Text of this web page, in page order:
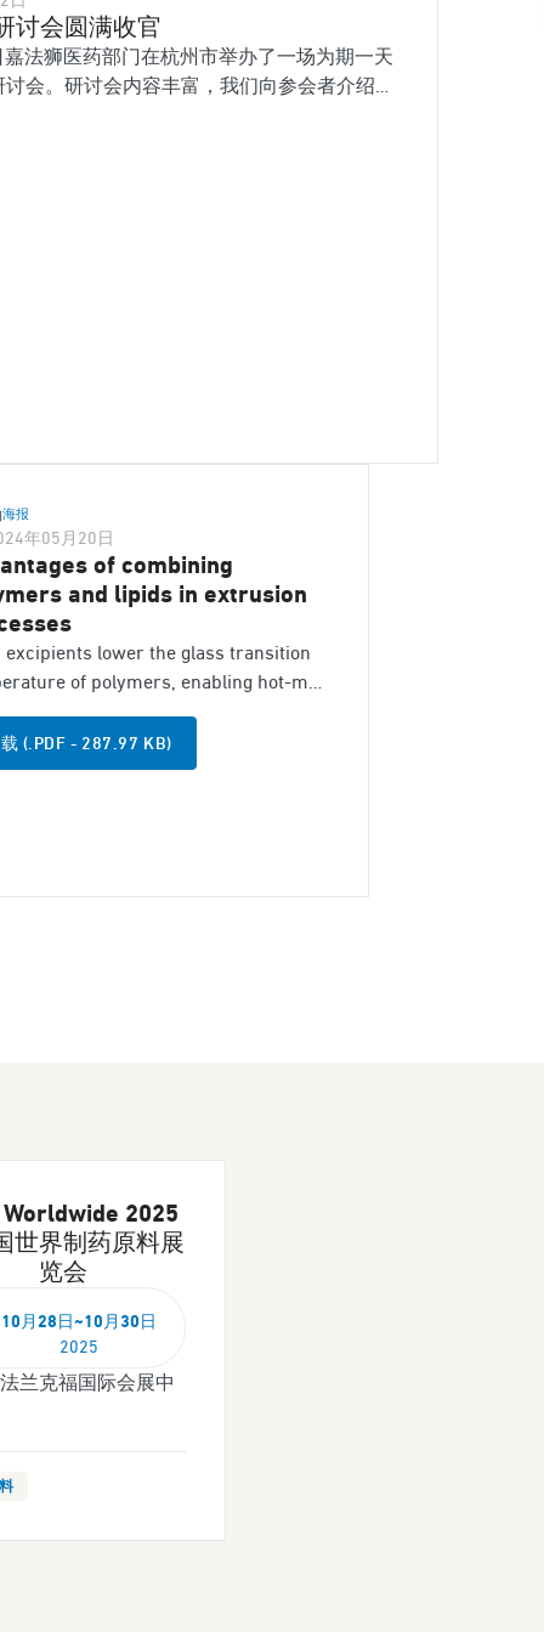
讨会圆满收官
法狮医药部门在杭州市举办了一场为期一天
会。研讨会内容丰富，我们向参会者介绍了
of combining
and lipids in extrusion
海报
年05月20日
excipients lower the glass transition
of polymers, enabling hot-melt
at lower engine torque for better
Different polymers and lipid
have been tested to explore
(.PDF - 287.97 KB)
Worldwide 2025
世界制药原料展
览会
10月28日~10月30 日
2025
兰克福国际会展中